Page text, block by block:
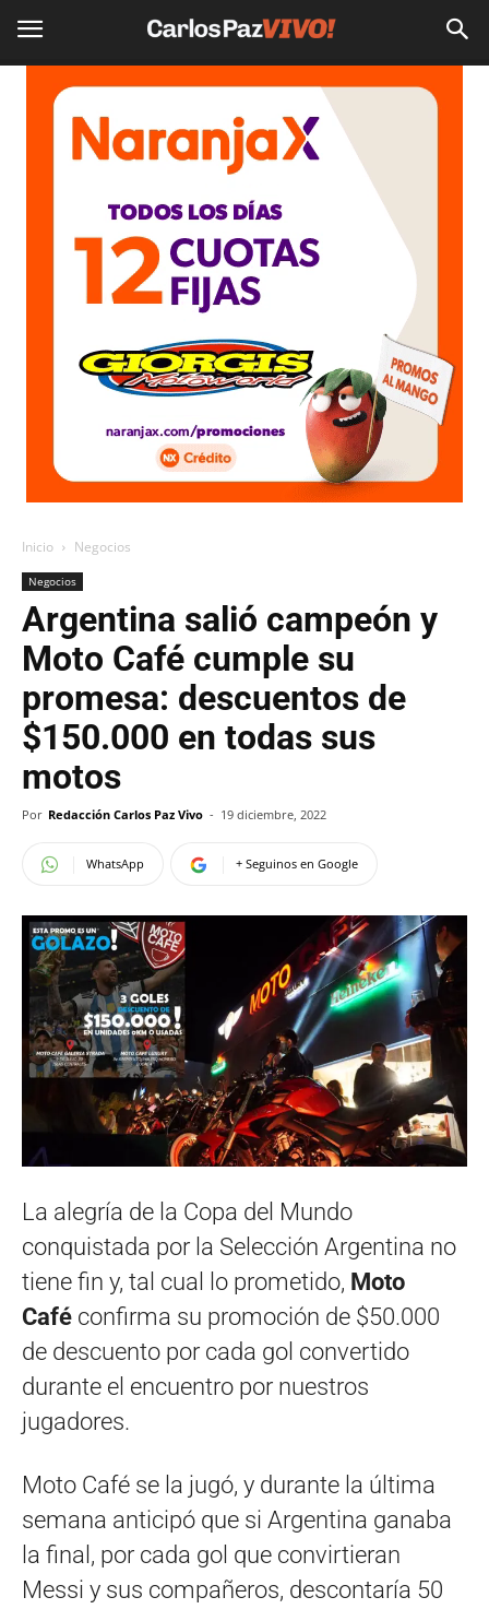
Inicio Negocios
Negocios
Argentina salió campeón y
Moto Café cumple su
promesa: descuentos de
$150.000 en todas sus
motos
Por Redacción Carlos Paz Vivo - 19 diciembre, 2022
WhatsApp + Seguinos en Google
La alegría de la Copa del Mundo
conquistada por la Selección Argentina no
tiene fin y, tal cual lo prometido, Moto
Café confirma su promoción de $50.000
de descuento por cada gol convertido
durante el encuentro por nuestros
jugadores.
Moto Café se la jugó, y durante la última
semana anticipó que si Argentina ganaba
la final, por cada gol que convirtieran
Messi y sus compañeros, descontaría 50